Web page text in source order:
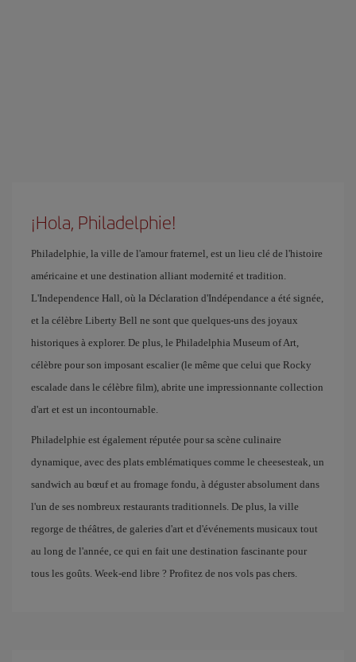
¡Hola, Philadelphie!
Philadelphie, la ville de l'amour fraternel, est un lieu clé de l'histoire
américaine et une destination alliant modernité et tradition.
L'Independence Hall, où la Déclaration d'Indépendance a été signée,
et la célèbre Liberty Bell ne sont que quelques-uns des joyaux
historiques à explorer. De plus, le Philadelphia Museum of Art,
célèbre pour son imposant escalier (le même que celui que Rocky
escalade dans le célèbre film), abrite une impressionnante collection
d'art et est un incontournable.
Philadelphie est également réputée pour sa scène culinaire
dynamique, avec des plats emblématiques comme le cheesesteak, un
sandwich au bœuf et au fromage fondu, à déguster absolument dans
l'un de ses nombreux restaurants traditionnels. De plus, la ville
regorge de théâtres, de galeries d'art et d'événements musicaux tout
au long de l'année, ce qui en fait une destination fascinante pour
tous les goûts. Week-end libre ? Profitez de nos vols pas chers.